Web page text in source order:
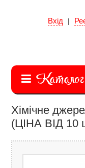
Вхід |
Хімічне
(ЦІНА ВІД 10